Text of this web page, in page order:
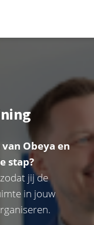
Obeya en
stap?
jij de
in jouw